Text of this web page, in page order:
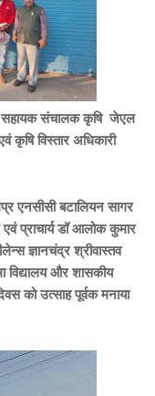
सहायक संचालक कृषि जेएल
कृषि विस्तार अधिकारी
एनसीसी बटालियन सागर
प्राचार्य डॉ आलोक कुमार
ज्ञानचंद्र श्रीवास्तव
विद्यालय और शासकीय
को उत्साह पूर्वक मनाया